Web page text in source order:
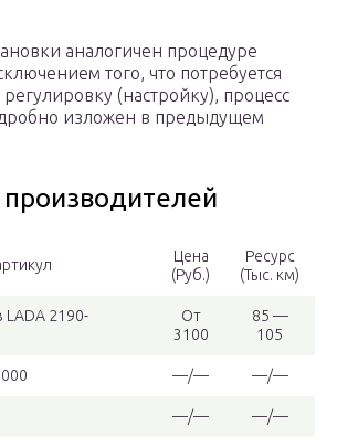
аналогичен процедуре
того, что потребуется
(настройку), процесс
изложен в предыдущем
Цена
(Руб.)
Ресурс
(Тыс. км)
LADA 2190-
От
3100
85 —
105
—/— —/—
—/— —/—